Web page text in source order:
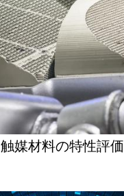
触媒材料の特性評価